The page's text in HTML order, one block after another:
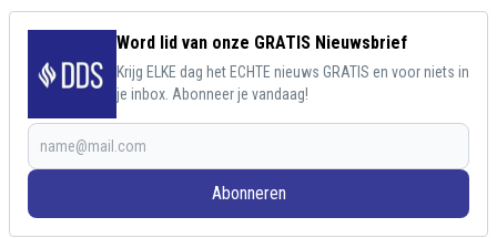
Word lid van onze GRATIS Nieuwsbrief
Krijg ELKE dag het ECHTE nieuws GRATIS en voor niets in
je inbox. Abonneer je vandaag!
Abonneren